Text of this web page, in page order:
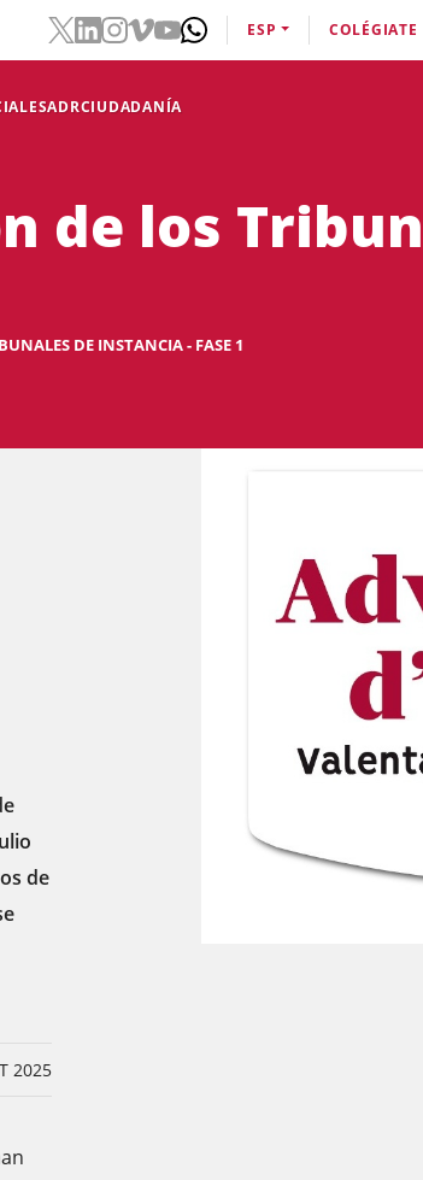
ADRCIUDADANÍA
ESP COLÉGIATE
de los
DE INSTANCIA - FASE 1
de
2025